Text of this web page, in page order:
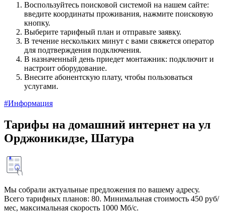
Воспользуйтесь поисковой системой на нашем сайте:
введите координаты проживания, нажмите поисковую
кнопку.
Выберите тарифный план и отправьте заявку.
В течение нескольких минут с вами свяжется оператор
для подтверждения подключения.
В назначенный день приедет монтажник: подключит и
настроит оборудование.
Внесите абонентскую плату, чтобы пользоваться
услугами.
#Информация
Тарифы на домашний интернет на ул
Орджоникидзе, Шатура
Мы собрали актуальные предложения по вашему адресу.
Всего тарифных планов: 80. Минимальная стоимость 450 руб/
мес, максимальная скорость 1000 Мб/с.